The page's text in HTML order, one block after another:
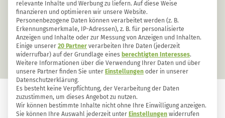
Garten Balkongarten
Pflanzenpflege
relevante Inhalte und Werbung zu liefern. Auf diese Weise
finanzieren und optimieren wir unsere Website.
Personenbezogene Daten können verarbeitet werden (z. B.
Erkennungsmerkmale, IP-Adressen), z. B. für personalisierte
Anzeigen und Inhalte oder zur Messung von Anzeigen und Inhalten.
Einige unserer 20 Partner verarbeiten Ihre Daten (jederzeit
widerrufbar) auf der Grundlage eines berechtigten Interesses.
Weitere Informationen über die Verwendung Ihrer Daten und über
unsere Partner finden Sie unter Einstellungen oder in unserer
Datenschutzerklärung.
Es besteht keine Verpflichtung, der Verarbeitung der Daten
zuzustimmen, um dieses Angebot zu nutzen.
Wir können bestimmte Inhalte nicht ohne Ihre Einwilligung anzeigen.
Sie können Ihre Auswahl jederzeit unter Einstellungen widerrufen